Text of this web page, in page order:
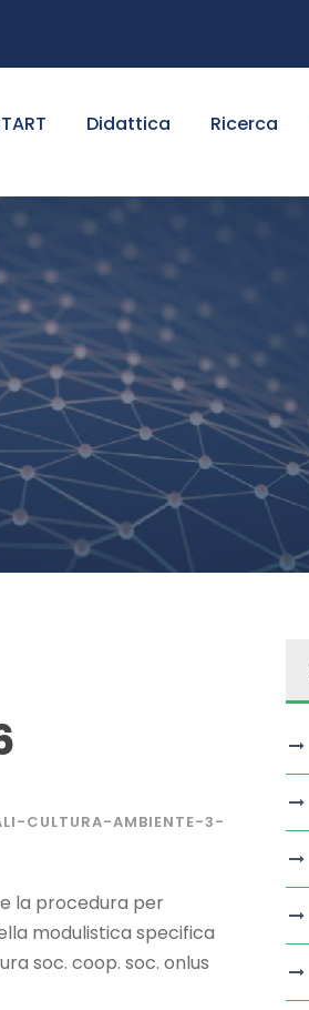
Didattica Ricerca
CULTURA-AMBIENTE-3-
la procedura per
modulistica specifica
soc. coop. soc. onlus